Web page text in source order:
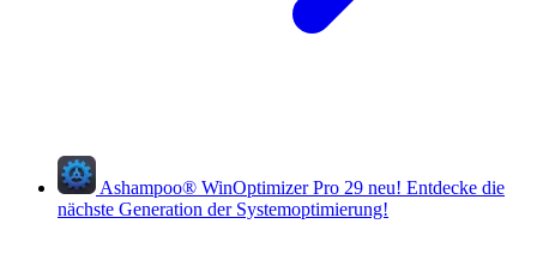
Ashampoo® WinOptimizer Pro 29 neu! Entdecke die
nächste Generation der Systemoptimierung!